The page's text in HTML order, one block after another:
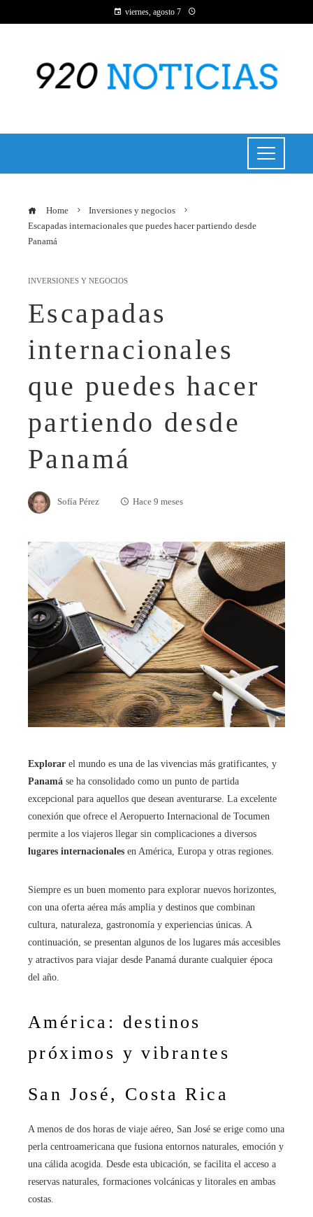
viernes, agosto 7
Home
Inversiones y negocios
Escapadas internacionales que puedes hacer partiendo desde
Panamá
INVERSIONES Y NEGOCIOS
Escapadas
internacionales
que puedes hacer
partiendo desde
Panamá
Sofía Pérez Hace 9 meses
Explorar el mundo es una de las vivencias más gratificantes, y
Panamá se ha consolidado como un punto de partida
excepcional para aquellos que desean aventurarse. La excelente
conexión que ofrece el Aeropuerto Internacional de Tocumen
permite a los viajeros llegar sin complicaciones a diversos
lugares internacionales en América, Europa y otras regiones.
Siempre es un buen momento para explorar nuevos horizontes,
con una oferta aérea más amplia y destinos que combinan
cultura, naturaleza, gastronomía y experiencias únicas. A
continuación, se presentan algunos de los lugares más accesibles
y atractivos para viajar desde Panamá durante cualquier época
del año.
América: destinos
próximos y vibrantes
San José, Costa Rica
A menos de dos horas de viaje aéreo, San José se erige como una
perla centroamericana que fusiona entornos naturales, emoción y
una cálida acogida. Desde esta ubicación, se facilita el acceso a
reservas naturales, formaciones volcánicas y litorales en ambas
costas.